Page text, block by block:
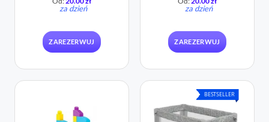
za dzień
ZAREZERWUJ
za dzień
ZAREZERWUJ
BESTSELLER